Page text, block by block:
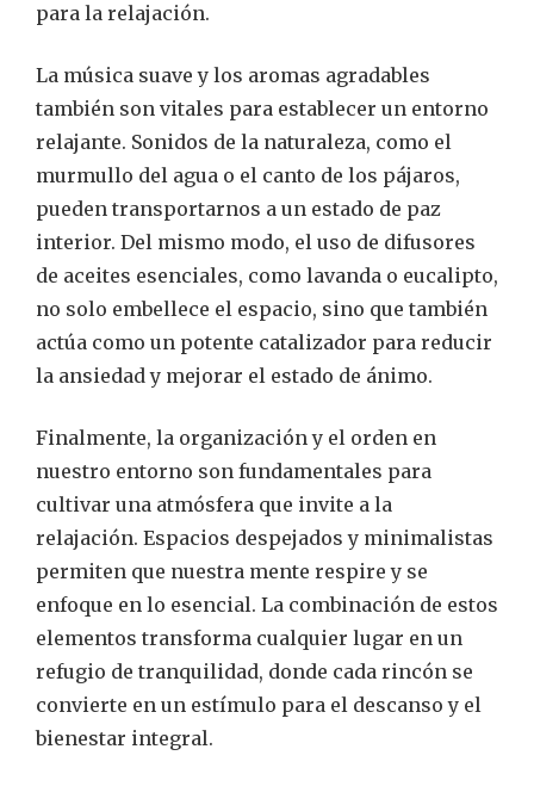
para la relajación.
La música suave y los aromas agradables
también son vitales para establecer un entorno
relajante. Sonidos de la naturaleza, como el
murmullo del agua o el canto de los pájaros,
pueden transportarnos a un estado de paz
interior. Del mismo modo, el uso de difusores
de aceites esenciales, como lavanda o eucalipto,
no solo embellece el espacio, sino que también
actúa como un potente catalizador para reducir
la ansiedad y mejorar el estado de ánimo.
Finalmente, la organización y el orden en
nuestro entorno son fundamentales para
cultivar una atmósfera que invite a la
relajación. Espacios despejados y minimalistas
permiten que nuestra mente respire y se
enfoque en lo esencial. La combinación de estos
elementos transforma cualquier lugar en un
refugio de tranquilidad, donde cada rincón se
convierte en un estímulo para el descanso y el
bienestar integral.